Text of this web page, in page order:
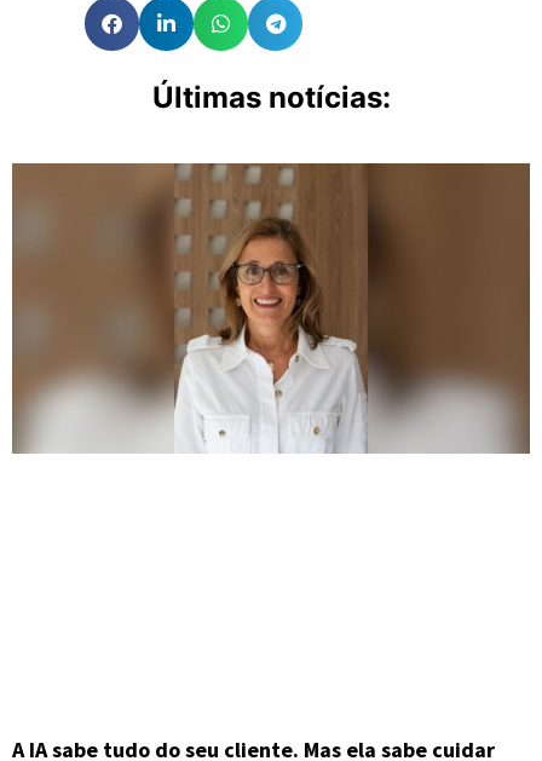
Últimas notícias:
A IA sabe tudo do seu cliente. Mas ela sabe cuidar